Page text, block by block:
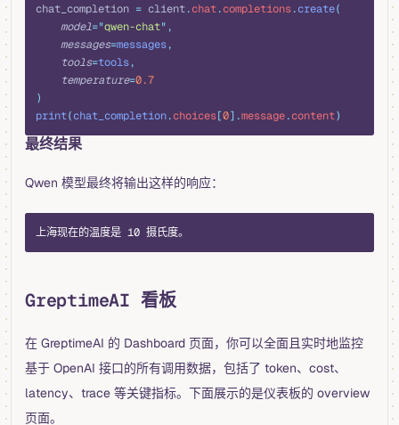
chat_completion = client.chat.completions.create(
    model
="qwen-chat" ,
    messages
=messages,
    tools
=tools,
    temperature
=0.7
)
print(chat_completion.choices[0].message.content)
最终结果
Qwen 模型最终将输出这样的响应：
上海现在的温度是 10 摄氏度。
GreptimeAI 看板
在 GreptimeAI 的 Dashboard 页面，你可以全面且实时地监控
基于 OpenAI 接口的所有调用数据，包括了 token、cost、
latency、trace 等关键指标。下面展示的是仪表板的 overview
页面。